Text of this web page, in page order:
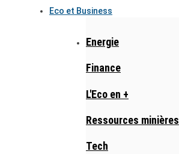
Eco et Business
Energie
Finance
L'Eco en +
Ressources minières
Tech